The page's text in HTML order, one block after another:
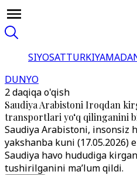
SIYOSATTURKIYA
DUNYO
2 daqiqa o'qish
Saudiya Arabistoni Iroqdan
transportlari yo‘q qilinganini
Saudiya Arabistoni, insonsiz
yakshanba kuni (17.05.2026)
Saudiya havo hududiga
tushirilganini ma’lum qildi.